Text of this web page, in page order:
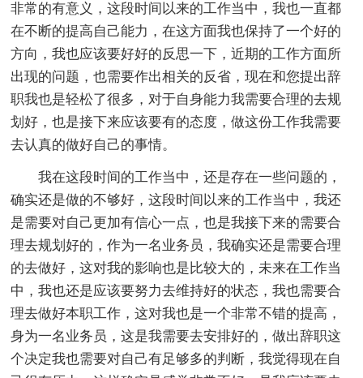
非常的有意义，这段时间以来的工作当中，我也一直都
在不断的提高自己能力，在这方面我也保持了一个好的
方向，我也应该要好好的反思一下，近期的工作方面所
出现的问题，也需要作出相关的反省，现在和您提出辞
职我也是轻松了很多，对于自身能力我需要合理的去规
划好，也是接下来应该要有的态度，做这份工作我需要
去认真的做好自己的事情。
我在这段时间的工作当中，还是存在一些问题的，
确实还是做的不够好，这段时间以来的工作当中，我还
是需要对自己更加有信心一点，也是我接下来的需要合
理去规划好的，作为一名业务员，我确实还是需要合理
的去做好，这对我的影响也是比较大的，未来在工作当
中，我也还是应该要努力去维持好的状态，我也需要合
理去做好本职工作，这对我也是一个非常不错的提高，
身为一名业务员，这是我需要去安排好的，做出辞职这
个决定我也需要对自己有足够多的判断，我觉得现在自